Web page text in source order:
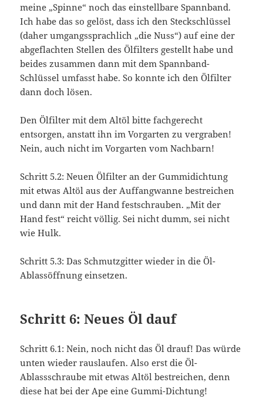
meine „Spinne“ noch das einstellbare Spannband.
Ich habe das so gelöst, dass ich den Steckschlüssel
(daher umgangssprachlich „die Nuss“) auf eine der
abgeflachten Stellen des Ölfilters gestellt habe und
beides zusammen dann mit dem Spannband-
Schlüssel umfasst habe. So konnte ich den Ölfilter
dann doch lösen.
Den Ölfilter mit dem Altöl bitte fachgerecht
entsorgen, anstatt ihn im Vorgarten zu vergraben!
Nein, auch nicht im Vorgarten vom Nachbarn!
Schritt 5.2: Neuen Ölfilter an der Gummidichtung
mit etwas Altöl aus der Auffangwanne bestreichen
und dann mit der Hand festschrauben. „Mit der
Hand fest“ reicht völlig. Sei nicht dumm, sei nicht
wie Hulk.
Schritt 5.3: Das Schmutzgitter wieder in die Öl-
Ablassöffnung einsetzen.
Schritt 6: Neues Öl dauf
Schritt 6.1: Nein, noch nicht das Öl drauf! Das würde
unten wieder rauslaufen. Also erst die Öl-
Ablassschraube mit etwas Altöl bestreichen, denn
diese hat bei der Ape eine Gummi-Dichtung!